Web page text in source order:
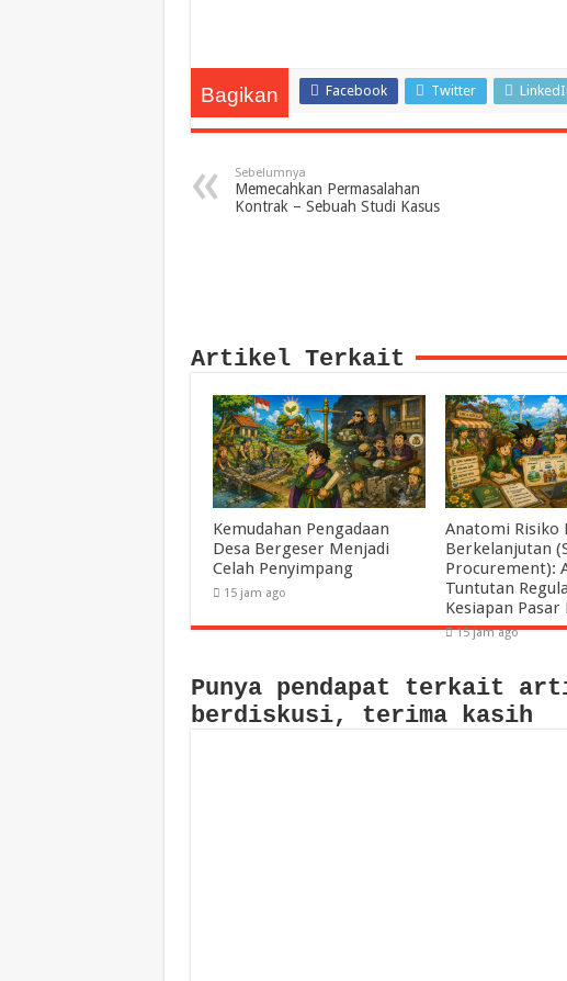
Bagikan Facebook Twitter
Sebelumnya
Memecahkan Permasalahan
Kontrak – Sebuah Studi Kasus
Artikel Terkait
Kemudahan Pengadaan
Desa Bergeser Menjadi
Celah Penyimpang
15 jam ago
Anatomi Risiko
Berkelanjutan
Procurement):
Tuntutan
Kesiapan Pasar
15 jam ago
Punya pendapat terkait
berdiskusi, terima kasih